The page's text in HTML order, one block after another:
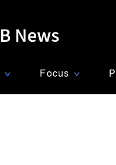
∨ Focus ∨